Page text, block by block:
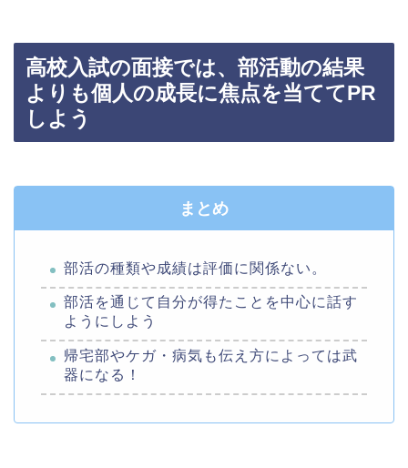
高校入試の面接では、部活動の結果
よりも個人の成長に焦点を当ててPR
しよう
まとめ
部活の種類や成績は評価に関係ない。
部活を通じて自分が得たことを中心に話す
ようにしよう
帰宅部やケガ・病気も伝え方によっては武
器になる！